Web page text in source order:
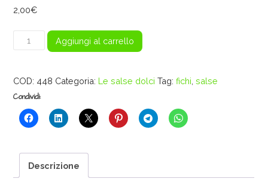
2,00€
Salse
senapati
-
40g
quantità
Aggiungi al carrello
COD: 448 Categoria: Le salse dolci Tag:fichi ,salse
Condividi:
Descrizione